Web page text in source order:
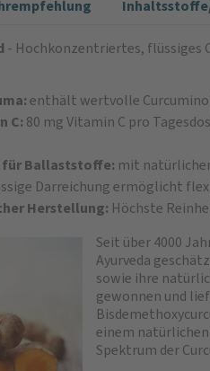
- Hochkonzentriertes, flüssiges
enthält wertvolle
C: 80 mg Vitamin C pro
für Ballaststoffe: mit
Darreichung ermöglicht
Herstellung: Höchste
Seit über 4000
Ayurveda
sowie ihre
gewonnen und
einem
Spektrum der